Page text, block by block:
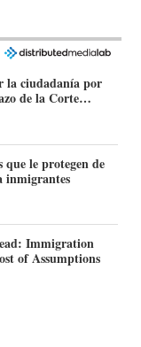
la ciudadanía por
de la Corte
le protegen de
inmigrantes
Immigration
of Assumptions